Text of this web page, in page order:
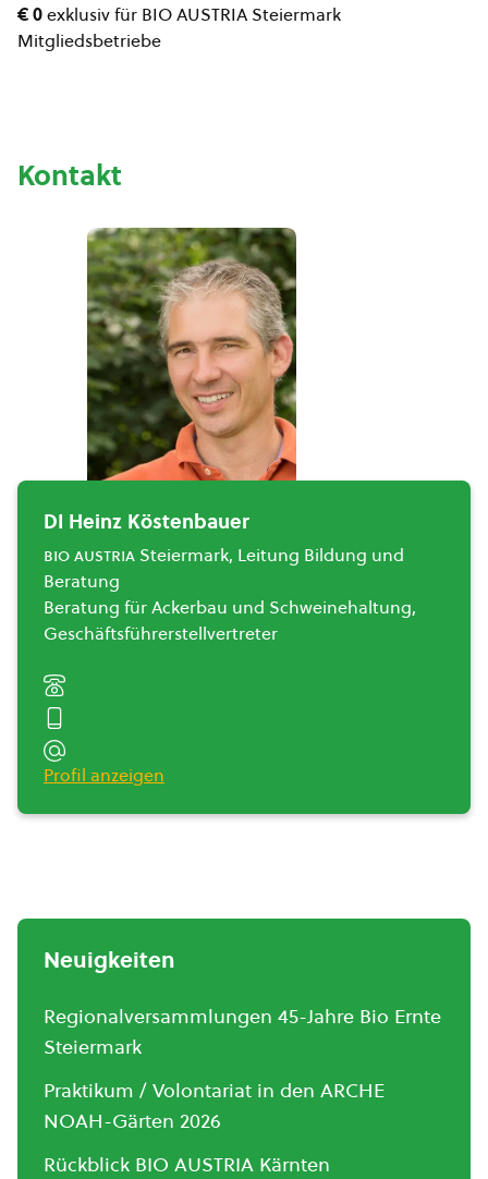
€ 0exklusiv für BIO AUSTRIA Steiermark
Mitgliedsbetriebe
Kontakt
DI Heinz Köstenbauer
bio austria Steiermark, Leitung Bildung und
Beratung
Beratung für Ackerbau und Schweinehaltung,
Geschäftsführerstellvertreter
Profil anzeigen
Neuigkeiten
Regionalversammlungen 45-Jahre Bio Ernte
Steiermark
Praktikum / Volontariat in den ARCHE
NOAH-Gärten 2026
Rückblick BIO AUSTRIA Kärnten